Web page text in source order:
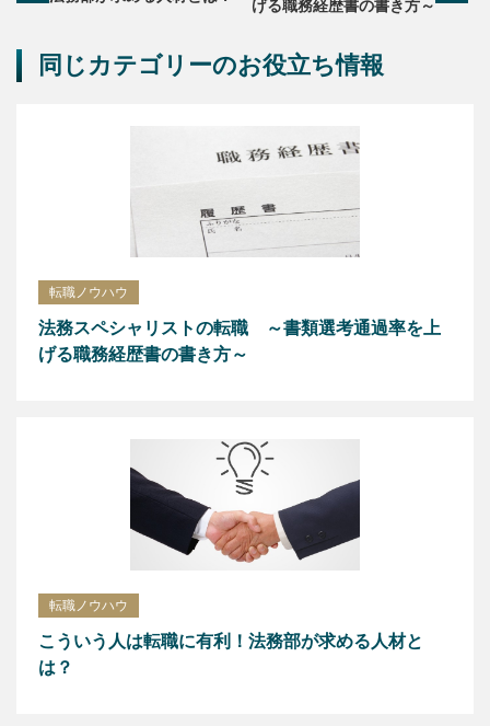
げる職務経歴書の書き方～
同じカテゴリーのお役立ち情報
転職ノウハウ
法務スペシャリストの転職 ～書類選考通過率を上
げる職務経歴書の書き方～
転職ノウハウ
こういう人は転職に有利！法務部が求める人材と
は？